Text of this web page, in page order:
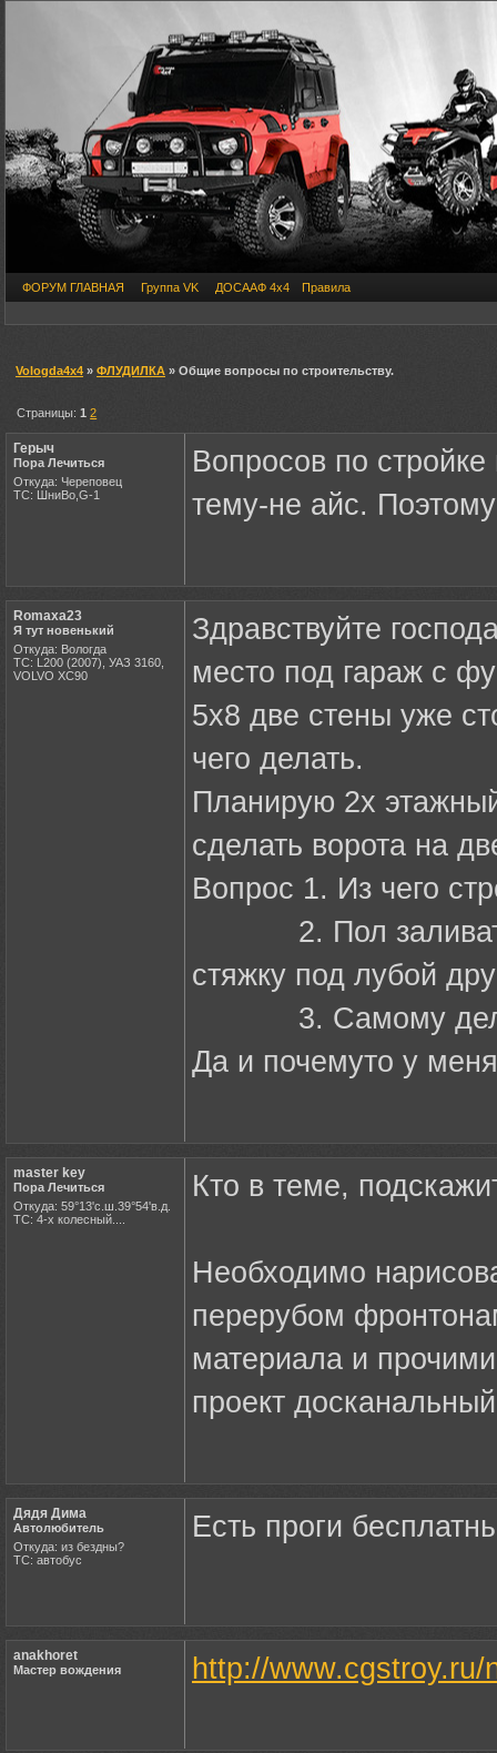
ФОРУМ ГЛАВНАЯ Группа VK ДОСААФ 4х4 Правила
Vologda4x4 » ФЛУДИЛКА » Общие вопросы по строительству.
Страницы:1 2
Герыч
Пора Лечиться
Откуда: Череповец
ТС: ШниВо,G-1
Вопросов по
тему-не айс.
Romaxa23
Я тут новенький
Откуда: Вологда
ТС: L200 (2007), УАЗ 3160,
VOLVO XC90
Здравствуйте
место под гараж с
5х8 две стены уже
чего делать.
Планирую 2х
сделать ворота на
Вопрос 1. Из чего
2. Пол заливать
стяжку под лубой
3. Самому
Да и почемуто у
master key
Пора Лечиться
Откуда: 59°13'с.ш.39°54'в.д.
ТС: 4-х колесный....
Кто в теме,
Необходимо
перерубом
материала и
проект
Дядя Дима
Автолюбитель
Откуда: из бездны?
ТС: автобус
Есть проги
anakhoret
Мастер вождения http://